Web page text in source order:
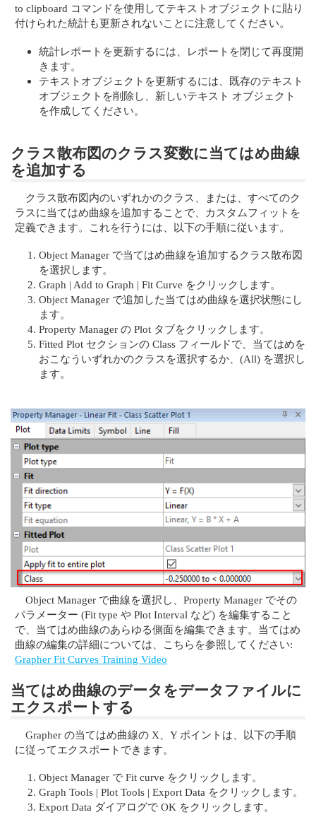
to clipboard コマンドを使用してテキストオブジェクトに貼り
付けられた統計も更新されないことに注意してください。
統計レポートを更新するには、レポートを閉じて再度開
きます。
テキストオブジェクトを更新するには、既存のテキスト
オブジェクトを削除し、新しいテキスト オブジェクト
を作成してください。
クラス散布図のクラス変数に当てはめ曲線
を追加する
クラス散布図内のいずれかのクラス、または、すべてのク
ラスに当てはめ曲線を追加することで、カスタムフィットを
定義できます。これを行うには、以下の手順に従います。
Object Manager で当てはめ曲線を追加するクラス散布図
を選択します。
Graph | Add to Graph | Fit Curve をクリックします。
Object Manager で追加した当てはめ曲線を選択状態にし
ます。
Property Manager の Plot タブをクリックします。
Fitted Plot セクションの Class フィールドで、当てはめを
おこなういずれかのクラスを選択するか、(All) を選択し
ます。
Object Manager で曲線を選択し、Property Manager でその
パラメーター (Fit type や Plot Interval など) を編集すること
で、当てはめ曲線のあらゆる側面を編集できます。当てはめ
曲線の編集の詳細については、こちらを参照してください:
Grapher Fit Curves Training Video
当てはめ曲線のデータをデータファイルに
エクスポートする
Grapher の当てはめ曲線の X、Y ポイントは、以下の手順
に従ってエクスポートできます。
Object Manager で Fit curve をクリックします。
Graph Tools | Plot Tools | Export Data をクリックします。
Export Data ダイアログで OK をクリックします。